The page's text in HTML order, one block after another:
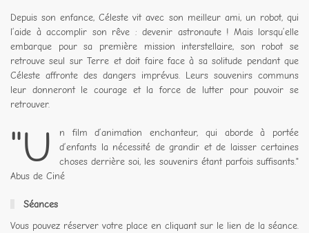
Depuis son enfance, Céleste vit avec son meilleur ami, un robot, qui
l’aide à accomplir son rêve : devenir astronaute ! Mais lorsqu’elle
embarque pour sa première mission interstellaire, son robot se
retrouve seul sur Terre et doit faire face à sa solitude pendant que
Céleste affronte des dangers imprévus. Leurs souvenirs communs
leur donneront le courage et la force de lutter pour pouvoir se
retrouver.
"U
n film d’animation enchanteur, qui aborde à portée
d’enfants la nécessité de grandir et de laisser certaines
choses derrière soi, les souvenirs étant parfois suffisants."
Abus de Ciné
Séances
Vous pouvez réserver votre place en cliquant sur le lien de la séance.